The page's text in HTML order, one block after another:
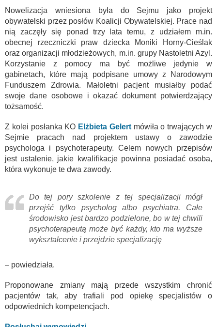
Nowelizacja wniesiona była do Sejmu jako projekt
obywatelski przez posłów Koalicji Obywatelskiej. Prace nad
nią zaczęły się ponad trzy lata temu, z udziałem m.in.
obecnej rzeczniczki praw dziecka Moniki Horny-Cieślak
oraz organizacji młodzieżowych, m.in. grupy Nastoletni Azyl.
Korzystanie z pomocy ma być możliwe jedynie w
gabinetach, które mają podpisane umowy z Narodowym
Funduszem Zdrowia. Małoletni pacjent musiałby podać
swoje dane osobowe i okazać dokument potwierdzający
tożsamość.
Z kolei posłanka KO Elżbieta Gelert mówiła o trwających w
Sejmie pracach nad projektem ustawy o zawodzie
psychologa i psychoterapeuty. Celem nowych przepisów
jest ustalenie, jakie kwalifikacje powinna posiadać osoba,
która wykonuje te dwa zawody.
Do tej pory szkolenie z tej specjalizacji mógł
przejść tylko psycholog albo psychiatra. Całe
środowisko jest bardzo podzielone, bo w tej chwili
psychoterapeutą może być każdy, kto ma wyższe
wykształcenie i przejdzie specjalizację
– powiedziała.
Proponowane zmiany mają przede wszystkim chronić
pacjentów tak, aby trafiali pod opiekę specjalistów o
odpowiednich kompetencjach.